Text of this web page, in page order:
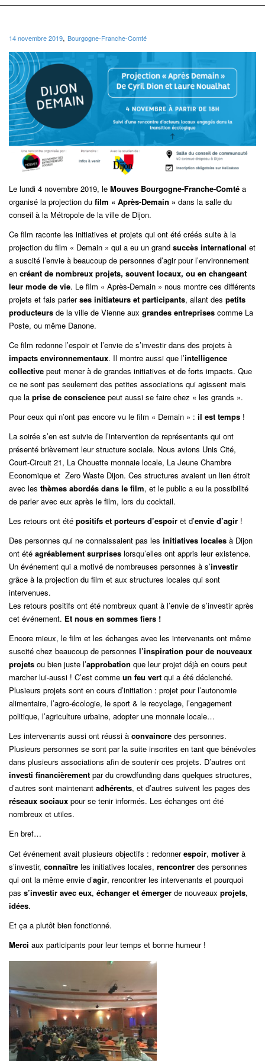
14 novembre 2019, Bourgogne-Franche-Comté
Le lundi 4 novembre 2019, le Mouves Bourgogne-Franche-Comté a
organisé la projection du film « Après-Demain » dans la salle du
conseil à la Métropole de la ville de Dijon.
Ce film raconte les initiatives et projets qui ont été créés suite à la
projection du film « Demain » qui a eu un grand succès international et
a suscité l’envie à beaucoup de personnes d’agir pour l’environnement
en créant de nombreux projets, souvent locaux, ou en changeant
leur mode de vie. Le film « Après-Demain » nous montre ces différents
projets et fais parlerses initiateurs et participants, allant des petits
producteurs de la ville de Vienne aux grandes entreprises comme La
Poste, ou même Danone.
Ce film redonne l’espoir et l’envie de s’investir dans des projets à
impacts environnementaux. Il montre aussi que l’intelligence
collective peut mener à de grandes initiatives et de forts impacts. Que
ce ne sont pas seulement des petites associations qui agissent mais
que la prise de conscience peut aussi se faire chez « les grands ».
Pour ceux qui n’ont pas encore vu le film « Demain » : il est temps !
La soirée s’en est suivie de l’intervention de représentants qui ont
présenté brièvement leur structure sociale. Nous avions Unis Cité,
Court-Circuit 21, La Chouette monnaie locale, La Jeune Chambre
Economique et Zero Waste Dijon. Ces structures avaient un lien étroit
avec les thèmes abordés dans le film, et le public a eu la possibilité
de parler avec eux après le film, lors du cocktail.
Les retours ont été positifs et porteurs d’espoir et d’envie d’agir !
Des personnes qui ne connaissaient pas les initiatives locales à Dijon
ont été agréablement surprises lorsqu’elles ont appris leur existence.
Un événement qui a motivé de nombreuses personnes à s’investir
grâce à la projection du film et aux structures locales qui sont
intervenues.
Les retours positifs ont été nombreux quant à l’envie de s’investir après
cet événement. Et nous en sommes fiers !
Encore mieux, le film et les échanges avec les intervenants ont même
suscité chez beaucoup de personnes l’inspiration pour de nouveaux
projets ou bien juste l’approbation que leur projet déjà en cours peut
marcher lui-aussi ! C’est comme un feu vert qui a été déclenché.
Plusieurs projets sont en cours d’initiation : projet pour l’autonomie
alimentaire, l’agro-écologie, le sport & le recyclage, l’engagement
politique, l’agriculture urbaine, adopter une monnaie locale…
Les intervenants aussi ont réussi à convaincre des personnes.
Plusieurs personnes se sont par la suite inscrites en tant que bénévoles
dans plusieurs associations afin de soutenir ces projets. D’autres ont
investi financièrement par du crowdfunding dans quelques structures,
d’autres sont maintenant adhérents, et d’autres suivent les pages des
réseaux sociaux pour se tenir informés. Les échanges ont été
nombreux et utiles.
En bref…
Cet événement avait plusieurs objectifs : redonnerespoir, motiver à
s’investir, connaître les initiatives locales, rencontrer des personnes
qui ont la même envie d’agir, rencontrer les intervenants et pourquoi
pas s’investir avec eux, échanger et émerger de nouveaux projets,
idées.
Et ça a plutôt bien fonctionné.
Merci aux participants pour leur temps et bonne humeur !